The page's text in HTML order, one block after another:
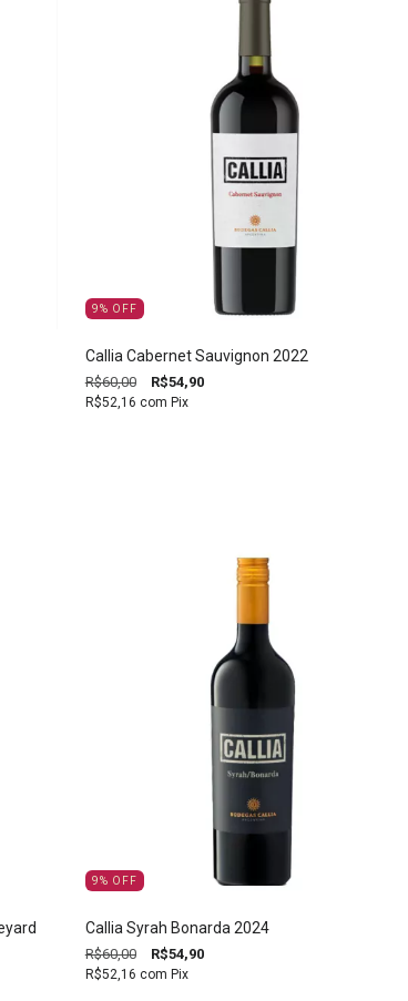
9% OFF
Callia Cabernet Sauvignon 2022
R$60,00 R$54,90
R$52,16 com Pix
9% OFF
Callia Syrah Bonarda 2024
R$60,00 R$54,90
R$52,16 com Pix